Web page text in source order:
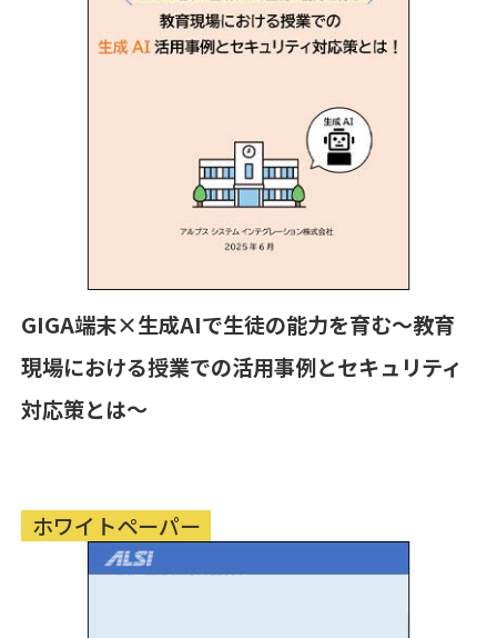
GIGA端末×生成AIで生徒の能力を育む〜教育
現場における授業での活用事例とセキュリティ
対応策とは～
ホワイトペーパー